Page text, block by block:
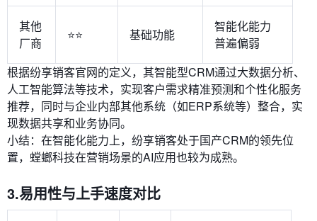
其他
厂商
⭐⭐ 基础功能
智能化能力
普遍偏弱
根据纷享销客官网的定义，其智能型CRM通过大数据分析、
人工智能算法等技术，实现客户需求精准预测和个性化服务
推荐，同时与企业内部其他系统（如ERP系统等）整合，实
现数据共享和业务协同。
小结：在智能化能力上，纷享销客处于国产CRM的领先位
置，螳螂科技在营销场景的AI应用也较为成熟。
3.易用性与上手速度对比